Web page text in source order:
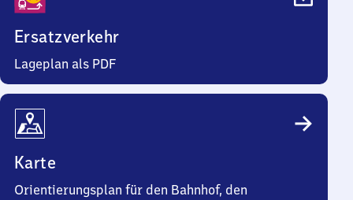
Ersatzverkehr
Lageplan als PDF
Karte
Orientierungsplan für den Bahnhof, den